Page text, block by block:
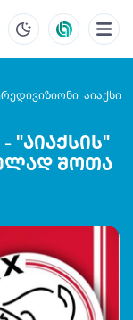
აიაქსი
"აიაქსის"
შოთა